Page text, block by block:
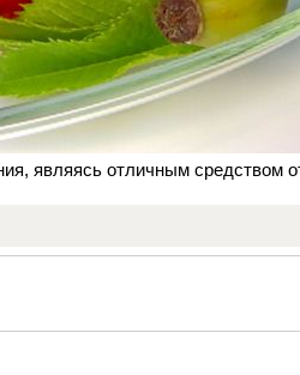
являясь отличным средством